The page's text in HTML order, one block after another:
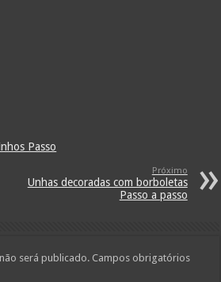
Passo
Próximo
Unhas decoradas com borboletas
Passo a passo
será publicado. Campos obrigatórios